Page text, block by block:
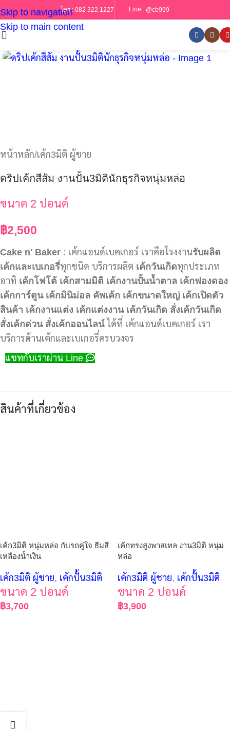
Skip to navigation
Skip to main content
โทร : 082 322 1227 Line : @cb999
หน้าหลัก/เค้ก3มิติ ผู้ชาย
ดริปเค้กสีส้ม งานปั้น3มิตินักธุรกิจหนุ่มหล่อ
ขนาด 2 ปอนด์
฿2,500
Cake n' Baker : เค้กแอนด์เบคเกอร์ เราคือโรงงานรับผลิต
เค้กและเบเกอรี่ทุกชนิด บริการผลิต เค้กวันเกิดทุกประเภท
อาทิ เค้กโฟโต้ เค้กสามมิติ เค้กงานปั้นน้ำตาล เค้กฟองดอง
เค้กการ์ตูน เค้กมินิม่อล คัพเค้ก เค้กขนาดใหญ่ เค้กเปิดตัว
สินค้า เค้กงานแต่ง เค้กแต่งงาน เค้กวันเกิด สั่งเค้กวันเกิด
สั่งเค้กด่วน สั่งเค้กออนไลน์ได้ที่ เค้กแอนด์เบคเกอร์ เรา
บริการด้านเค้กและเบเกอรี่ครบวงจร
แชทกับเราผ่าน Line
สินค้าที่เกี่ยวข้อง
เค้ก3มิติ หนุ่มหล่อ กับรถคู่ใจ ธีมสี
เหลืองน้ำเงิน
เค้ก3มิติ ผู้ชาย, เค้กปั้น3มิติ
ขนาด 2 ปอนด์
฿3,700
เค้กทรงสูงพาสเทล งาน3มิติ หนุ่ม
หล่อ
เค้ก3มิติ ผู้ชาย, เค้กปั้น3มิติ
ขนาด 2 ปอนด์
฿3,900